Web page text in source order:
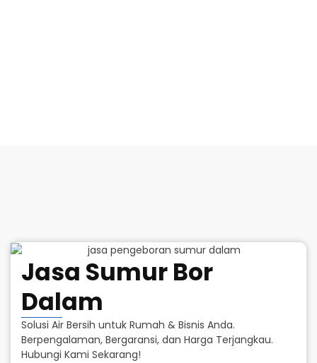
Jasa Sumur Bor
Dalam
Solusi Air Bersih untuk Rumah & Bisnis Anda.
Berpengalaman, Bergaransi, dan Harga Terjangkau.
Hubungi Kami Sekarang!